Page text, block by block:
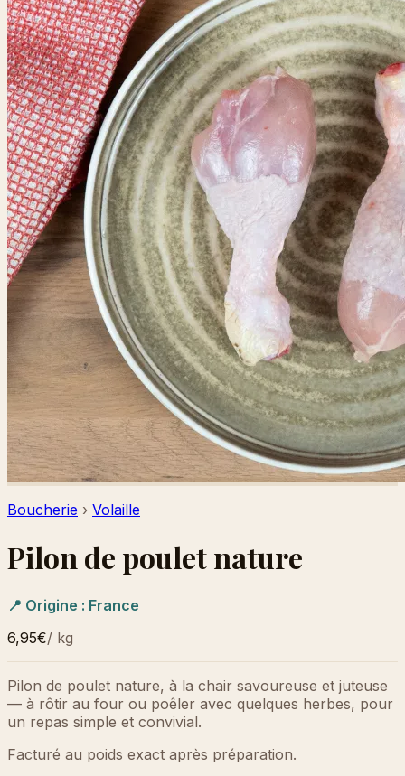
Boucherie › Volaille
Pilon de poulet nature
📍 Origine : France
6,95€/ kg
Pilon de poulet nature, à la chair savoureuse et juteuse
— à rôtir au four ou poêler avec quelques herbes, pour
un repas simple et convivial.
Facturé au poids exact après préparation.